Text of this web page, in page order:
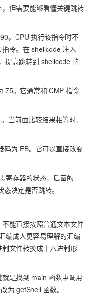
但需要能够看懂关键跳转
90。CPU 执行该指令时不
令。在 shellcode 注入
提高跳转到 shellcode 的
75。它通常和 CMP 指令
。当前面比较结果相等时，
码为 EB。它可以直接改变
寄存器的状态，后面的
决定是否跳转。
能直接按照普通文本文件
编成人更容易理解的汇编
制文件转换成十六进制形
是找到 main 函数中调用
为 getShell 函数。